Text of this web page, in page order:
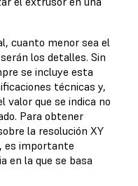
cuanto menor sea el
los detalles. Sin
se incluye esta
técnicas y,
valor que se indica no
Para obtener
la resolución XY
es importante
en la que se basa